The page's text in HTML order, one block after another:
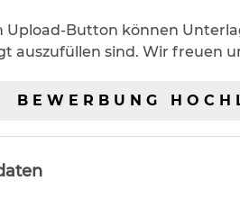
Upload-Button können
auszufüllen sind. Wir freuen
BEWERBUNG